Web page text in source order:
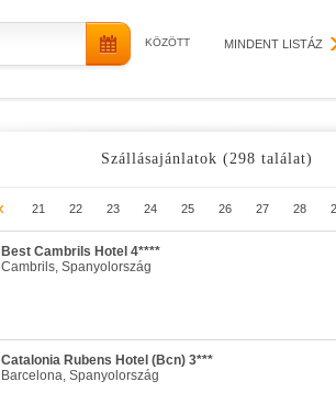
KÖZÖTT MINDENT LISTÁZ
Szállásajánlatok (298 találat)
21 22 23 24 25 26 27 28
Best Cambrils Hotel 4****
Cambrils, Spanyolország
Catalonia Rubens Hotel (Bcn) 3***
Barcelona, Spanyolország